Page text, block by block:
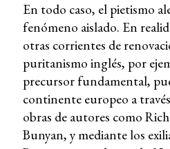
En todo caso, el pietismo
fenómeno aislado. En
otras corrientes de
puritanismo inglés, por
precursor fundamental,
continente europeo a
obras de autores como
Bunyan, y mediante los